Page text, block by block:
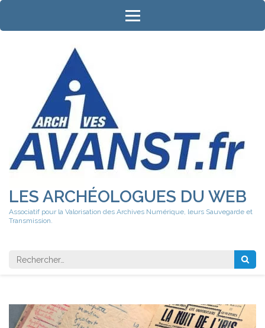
Aller
contenu
LES ARCHÉOLOGUES DU WEB
Associatif pour la Valorisation des Archives Numérique, leurs Sauvegarde et
Transmission.
Rechercher